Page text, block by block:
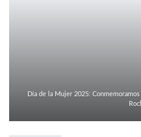
Día de la Mujer 2025: